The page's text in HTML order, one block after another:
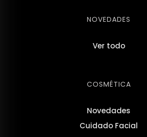
NOVEDADES
Ver todo
COSMÉTICA
Novedades
Cuidado Facial